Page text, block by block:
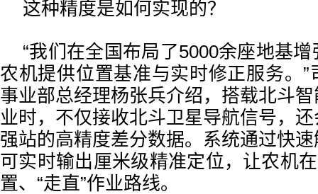
这种精度是如何实现的？
“我们在全国布局了5000余座地基
农机提供位置基准与实时修正服务。
事业部总经理杨张兵介绍，搭载北斗
业时，不仅接收北斗卫星导航信号，
强站的高精度差分数据。系统通过快
可实时输出厘米级精准定位，让农机
置、“走直”作业路线。